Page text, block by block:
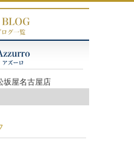
坂屋名古屋店